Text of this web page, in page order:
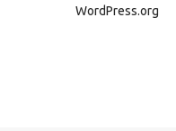
WordPress.org